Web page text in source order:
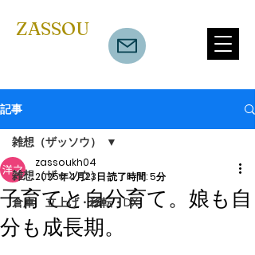
​ZASSOU
記事
雑想（ザッソウ）
倉庫 立上げ・移転・DX
雑想（ザッソウ）
子育てと自分育て。娘も自
分も成長期。
zassoukh04
2025年4月23日読了時間: 5分